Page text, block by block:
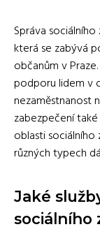
Správa
která se zabývá
občanům v
podporu lidem v
nezaměstnanost
zabezpečení
oblasti
různých typech
Jaké
sociálního